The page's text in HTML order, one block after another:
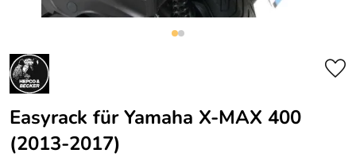
Easyrack für Yamaha X-MAX 400
(2013-2017)